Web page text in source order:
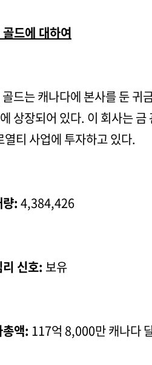
드에 대하여
드는 캐나다에 본사를 둔 귀
상장되어 있다. 이 회사는
열티 사업에 투자하고 있다.
: 4,384,426
신호: 보유
액: 117억 8,000만 캐나다